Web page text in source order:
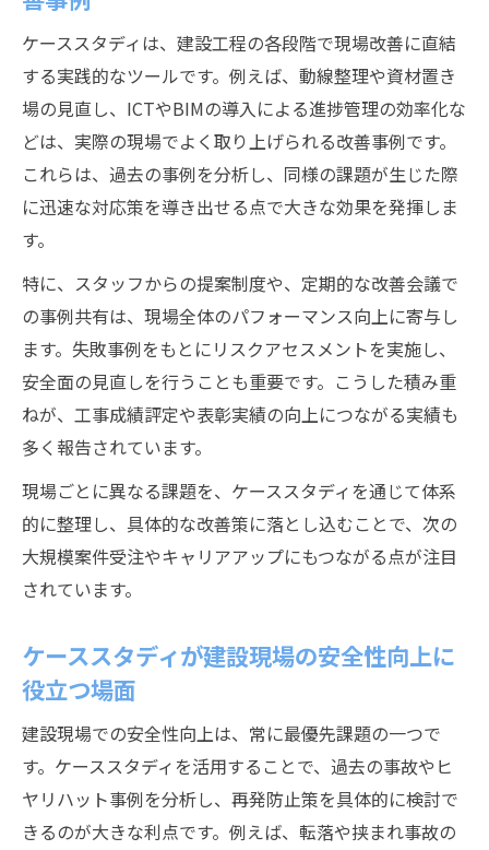
ケーススタディは、建設工程の各段階で現場改善に直結
する実践的なツールです。例えば、動線整理や資材置き
場の見直し、ICTやBIMの導入による進捗管理の効率化な
どは、実際の現場でよく取り上げられる改善事例です。
これらは、過去の事例を分析し、同様の課題が生じた際
に迅速な対応策を導き出せる点で大きな効果を発揮しま
す。
特に、スタッフからの提案制度や、定期的な改善会議で
の事例共有は、現場全体のパフォーマンス向上に寄与し
ます。失敗事例をもとにリスクアセスメントを実施し、
安全面の見直しを行うことも重要です。こうした積み重
ねが、工事成績評定や表彰実績の向上につながる実績も
多く報告されています。
現場ごとに異なる課題を、ケーススタディを通じて体系
的に整理し、具体的な改善策に落とし込むことで、次の
大規模案件受注やキャリアアップにもつながる点が注目
されています。
ケーススタディが建設現場の安全性向上に
役立つ場面
建設現場での安全性向上は、常に最優先課題の一つで
す。ケーススタディを活用することで、過去の事故やヒ
ヤリハット事例を分析し、再発防止策を具体的に検討で
きるのが大きな利点です。例えば、転落や挟まれ事故の